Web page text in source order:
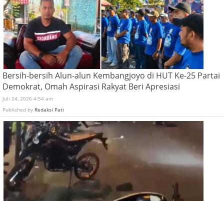
Bersih-bersih Alun-alun Kembangjoyo di HUT Ke-25 Partai
Demokrat, Omah Aspirasi Rakyat Beri Apresiasi
Juli 24, 2026 4:54 am
Published by Redaksi Pati